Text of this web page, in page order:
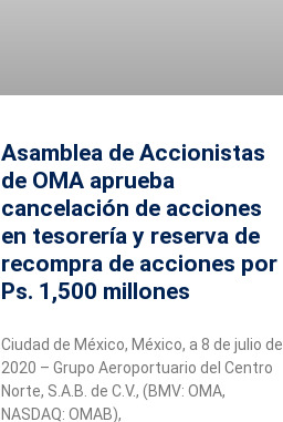
Asamblea de Accionistas
de OMA aprueba
cancelación de acciones
en tesorería y reserva de
recompra de acciones por
Ps. 1,500 millones
Ciudad de México, México, a 8 de julio de
2020 – Grupo Aeroportuario del Centro
Norte, S.A.B. de C.V., (BMV: OMA,
NASDAQ: OMAB),